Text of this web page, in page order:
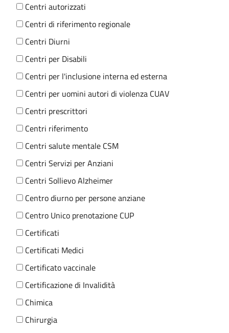
Centri autorizzati
Centri di riferimento regionale
Centri Diurni
Centri per Disabili
Centri per l'inclusione interna ed esterna
Centri per uomini autori di violenza CUAV
Centri prescrittori
Centri riferimento
Centri salute mentale CSM
Centri Servizi per Anziani
Centri Sollievo Alzheimer
Centro diurno per persone anziane
Centro Unico prenotazione CUP
Certificati
Certificati Medici
Certificato vaccinale
Certificazione di Invalidità
Chimica
Chirurgia